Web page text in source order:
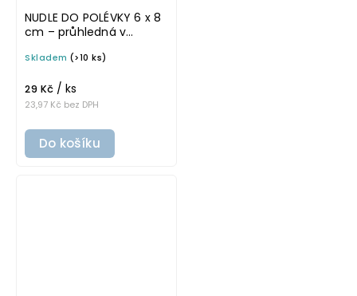
NUDLE DO POLÉVKY 6 x 8
cm – průhledná v
omyvatelná samolepka
Skladem (>10 ks)
23,97 Kč bez DPH
29 Kč / ks
Do košíku